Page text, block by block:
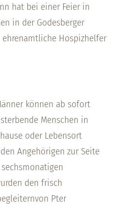
hat bei einer Feier in
in der Godesberger
ehrenamtliche Hospizhelfer
können ab sofort
Menschen in
oder Lebensort
Angehörigen zur Seite
den frisch
Pter